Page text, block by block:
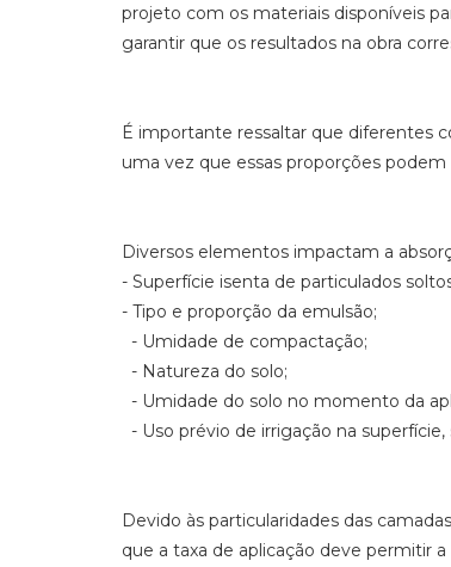
projeto com os materiais disponíveis
garantir que os resultados na obra
É importante ressaltar que diferentes
uma vez que essas proporções
Diversos elementos impactam a
- Superfície isenta de particulados
- Tipo e proporção da emulsão;
- Umidade de compactação;
- Natureza do solo;
- Umidade do solo no momento da
- Uso prévio de irrigação na
Devido às particularidades das
que a taxa de aplicação deve permitir